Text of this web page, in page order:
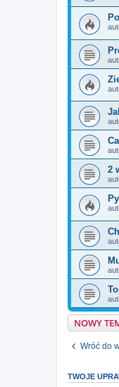
2
NOWY
Wróć do
TWOJE